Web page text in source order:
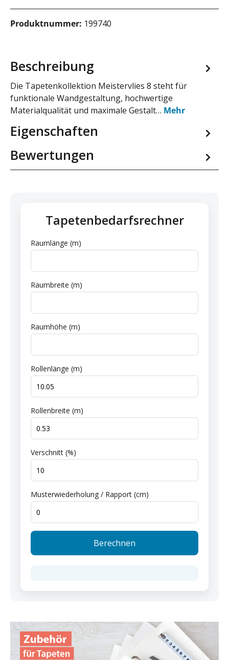
Produktnummer: 199740
Beschreibung
Die Tapetenkollektion Meistervlies 8 steht für
funktionale Wandgestaltung, hochwertige
Materialqualität und maximale Gestalt… Mehr
Eigenschaften
Bewertungen
Tapetenbedarfsrechner
Raumlänge (m)
Raumbreite (m)
Raumhöhe (m)
Rollenlänge (m)
Rollenbreite (m)
Verschnitt (%)
Musterwiederholung / Rapport (cm)
Berechnen